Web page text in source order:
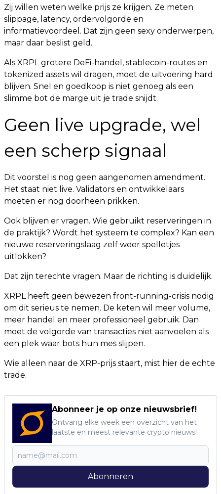
Zij willen weten welke prijs ze krijgen. Ze meten
slippage, latency, ordervolgorde en
informatievoordeel. Dat zijn geen sexy onderwerpen,
maar daar beslist geld.
Als XRPL grotere DeFi-handel, stablecoin-routes en
tokenized assets wil dragen, moet de uitvoering hard
blijven. Snel en goedkoop is niet genoeg als een
slimme bot de marge uit je trade snijdt.
Geen live upgrade, wel
een scherp signaal
Dit voorstel is nog geen aangenomen amendment.
Het staat niet live. Validators en ontwikkelaars
moeten er nog doorheen prikken.
Ook blijven er vragen. Wie gebruikt reserveringen in
de praktijk? Wordt het systeem te complex? Kan een
nieuwe reserveringslaag zelf weer spelletjes
uitlokken?
Dat zijn terechte vragen. Maar de richting is duidelijk.
XRPL heeft geen bewezen front-running-crisis nodig
om dit serieus te nemen. De keten wil meer volume,
meer handel en meer professioneel gebruik. Dan
moet de volgorde van transacties niet aanvoelen als
een plek waar bots hun mes slijpen.
Wie alleen naar de XRP-prijs staart, mist hier de echte
trade.
Abonneer je op onze nieuwsbrief!
Ontvang elke week een overzicht van het
laatste en meest relevante crypto nieuws!
Abonneren